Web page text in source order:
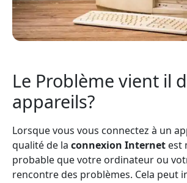
Le Problème vient il
appareils?
Lorsque vous vous connectez à un
qualité de la connexion Internet est
probable que votre ordinateur ou
rencontre des problèmes. Cela peut